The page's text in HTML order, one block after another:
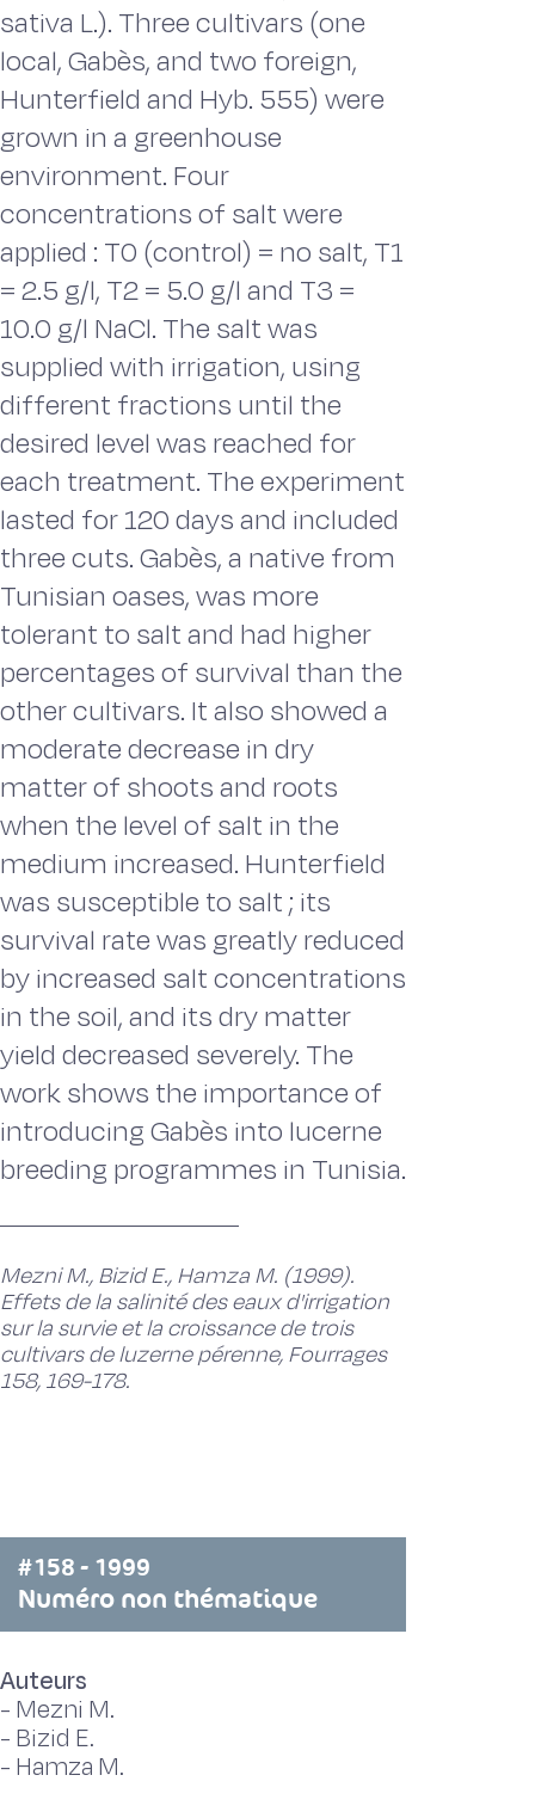
sativa L.). Three cultivars (one
local, Gabès, and two foreign,
Hunterfield and Hyb. 555) were
grown in a greenhouse
environment. Four
concentrations of salt were
applied : T0 (control) = no salt, T1
= 2.5 g/l, T2 = 5.0 g/l and T3 =
10.0 g/l NaCl. The salt was
supplied with irrigation, using
different fractions until the
desired level was reached for
each treatment. The experiment
lasted for 120 days and included
three cuts. Gabès, a native from
Tunisian oases, was more
tolerant to salt and had higher
percentages of survival than the
other cultivars. It also showed a
moderate decrease in dry
matter of shoots and roots
when the level of salt in the
medium increased. Hunterfield
was susceptible to salt ; its
survival rate was greatly reduced
by increased salt concentrations
in the soil, and its dry matter
yield decreased severely. The
work shows the importance of
introducing Gabès into lucerne
breeding programmes in Tunisia.
Mezni M., Bizid E., Hamza M. (1999).
Effets de la salinité des eaux d'irrigation
sur la survie et la croissance de trois
cultivars de luzerne pérenne, Fourrages
158, 169-178.
#158 - 1999
Numéro non thématique
Auteurs
- Mezni M.
- Bizid E.
- Hamza M.